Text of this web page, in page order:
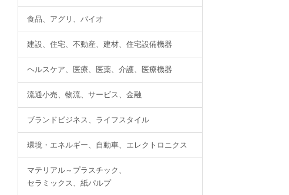
食品、アグリ、バイオ
建設、住宅、不動産、建材、住宅設備機器
ヘルスケア、医療、医薬、介護、医療機器
流通小売、物流、サービス、金融
ブランドビジネス、ライフスタイル
環境・エネルギー、自動車、エレクトロニクス
マテリアル～プラスチック、
セラミックス、紙パルプ